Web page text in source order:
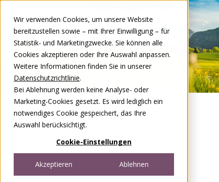
Wir verwenden Cookies, um unsere Website
bereitzustellen sowie – mit Ihrer Einwilligung – für
Statistik- und Marketingzwecke. Sie können alle
Cookies akzeptieren oder Ihre Auswahl anpassen.
Weitere Informationen finden Sie in unserer
Datenschutzrichtlinie.
Bei Ablehnung werden keine Analyse- oder
Marketing-Cookies gesetzt. Es wird lediglich ein
notwendiges Cookie gespeichert, das Ihre
Auswahl berücksichtigt.
Cookie-Einstellungen
Akzeptieren Ablehnen
DEFR
Open menu